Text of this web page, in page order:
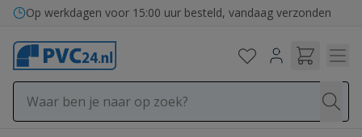
Ga naar de inhoud
Op werkdagen voor 15:00 uur besteld, vandaag verzonden